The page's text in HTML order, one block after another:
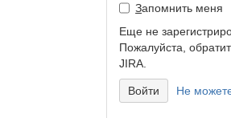
Запомнить меня
Еще не
Пожалуйста,
JIRA.
Не